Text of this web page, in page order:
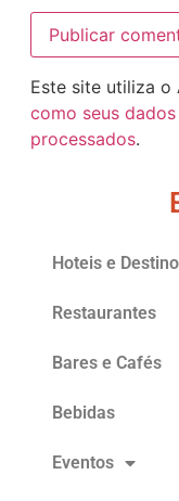
Este site utiliza o
como seus
processados.
Hoteis e
Restaurantes
Bares e Cafés
Bebidas
Eventos